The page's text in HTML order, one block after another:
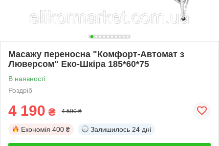
Масажу переносна "Комфорт-Автомат з
Люверсом" Еко-Шкіра 185*60*75
В наявності
Роздріб
4 190 ₴ 4 590 ₴
Економія 400 ₴ Залишилось 24 дні